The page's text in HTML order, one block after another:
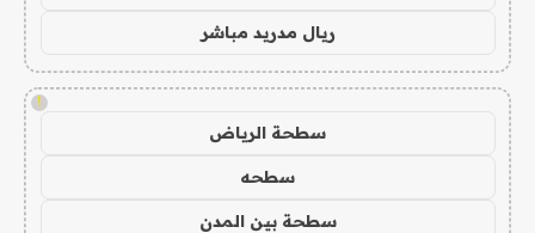
ريال مدريد مباشر
!
سطحة الرياض
سطحه
سطحة بين المدن